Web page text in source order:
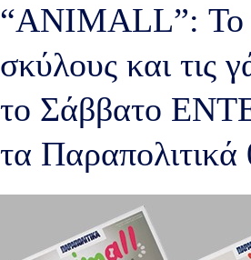
“ANIMALL”: Το
σκύλους και τις
το Σάββατο
τα Παραπολιτικά